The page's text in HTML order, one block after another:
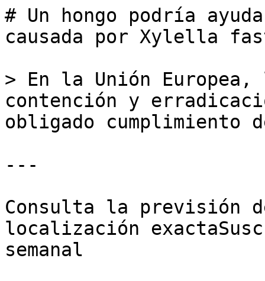
# Un hongo podría
causada por Xylella
> En la Unión Europea,
contención y
obligado cumplimiento
---
Consulta la previsión
localización
semanal